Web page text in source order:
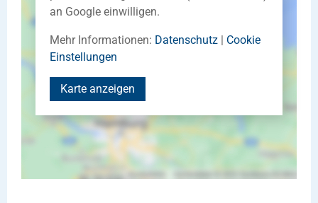
an Google einwilligen.
Mehr Informationen: Datenschutz | Cookie
Einstellungen
Karte anzeigen